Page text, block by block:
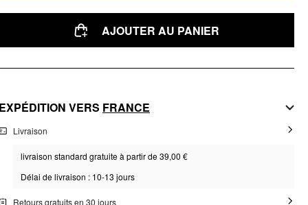
AJOUTER AU PANIER
EXPÉDITION VERS FRANCE
Livraison
livraison standard gratuite à partir de 39,00 €
Délai de livraison : 10-13 jours
Retours gratuits en 30 jours